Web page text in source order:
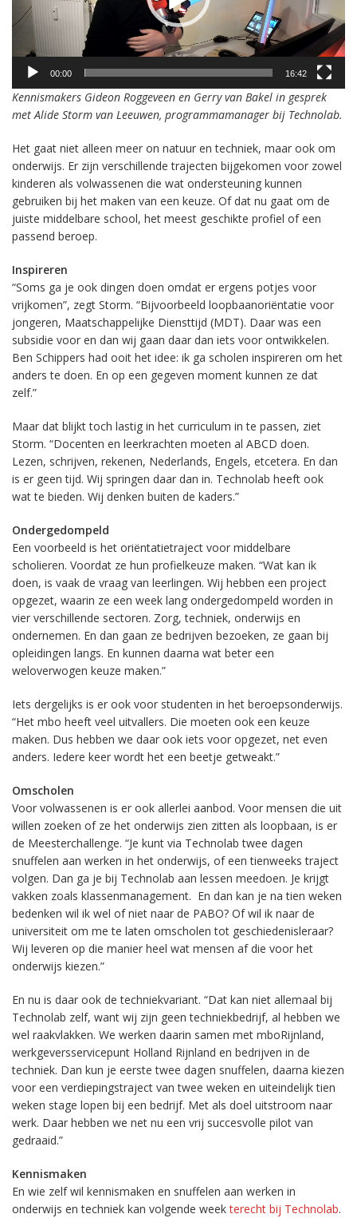
00:00 16:42
Kennismakers Gideon Roggeveen en Gerry van Bakel in gesprek
met Alide Storm van Leeuwen, programmamanager bij Technolab.
Het gaat niet alleen meer on natuur en techniek, maar ook om
onderwijs. Er zijn verschillende trajecten bijgekomen voor zowel
kinderen als volwassenen die wat ondersteuning kunnen
gebruiken bij het maken van een keuze. Of dat nu gaat om de
juiste middelbare school, het meest geschikte profiel of een
passend beroep.
Inspireren
“Soms ga je ook dingen doen omdat er ergens potjes voor
vrijkomen”, zegt Storm. “Bijvoorbeeld loopbaanoriëntatie voor
jongeren, Maatschappelijke Diensttijd (MDT). Daar was een
subsidie voor en dan wij gaan daar dan iets voor ontwikkelen.
Ben Schippers had ooit het idee: ik ga scholen inspireren om het
anders te doen. En op een gegeven moment kunnen ze dat
zelf.”
Maar dat blijkt toch lastig in het curriculum in te passen, ziet
Storm. “Docenten en leerkrachten moeten al ABCD doen.
Lezen, schrijven, rekenen, Nederlands, Engels, etcetera. En dan
is er geen tijd. Wij springen daar dan in. Technolab heeft ook
wat te bieden. Wij denken buiten de kaders.”
Ondergedompeld
Een voorbeeld is het oriëntatietraject voor middelbare
scholieren. Voordat ze hun profielkeuze maken. “Wat kan ik
doen, is vaak de vraag van leerlingen. Wij hebben een project
opgezet, waarin ze een week lang ondergedompeld worden in
vier verschillende sectoren. Zorg, techniek, onderwijs en
ondernemen. En dan gaan ze bedrijven bezoeken, ze gaan bij
opleidingen langs. En kunnen daarna wat beter een
weloverwogen keuze maken.”
Iets dergelijks is er ook voor studenten in het beroepsonderwijs.
“Het mbo heeft veel uitvallers. Die moeten ook een keuze
maken. Dus hebben we daar ook iets voor opgezet, net even
anders. Iedere keer wordt het een beetje getweakt.”
Omscholen
Voor volwassenen is er ook allerlei aanbod. Voor mensen die uit
willen zoeken of ze het onderwijs zien zitten als loopbaan, is er
de Meesterchallenge. “Je kunt via Technolab twee dagen
snuffelen aan werken in het onderwijs, of een tienweeks traject
volgen. Dan ga je bij Technolab aan lessen meedoen. Je krijgt
vakken zoals klassenmanagement. En dan kan je na tien weken
bedenken wil ik wel of niet naar de PABO? Of wil ik naar de
universiteit om me te laten omscholen tot geschiedenisleraar?
Wij leveren op die manier heel wat mensen af die voor het
onderwijs kiezen.”
En nu is daar ook de techniekvariant. “Dat kan niet allemaal bij
Technolab zelf, want wij zijn geen techniekbedrijf, al hebben we
wel raakvlakken. We werken daarin samen met mboRijnland,
werkgeversservicepunt Holland Rijnland en bedrijven in de
techniek. Dan kun je eerste twee dagen snuffelen, daarna kiezen
voor een verdiepingstraject van twee weken en uiteindelijk tien
weken stage lopen bij een bedrijf. Met als doel uitstroom naar
werk. Daar hebben we net nu een vrij succesvolle pilot van
gedraaid.”
Kennismaken
En wie zelf wil kennismaken en snuffelen aan werken in
onderwijs en techniek kan volgende weekterecht bij Technolab.